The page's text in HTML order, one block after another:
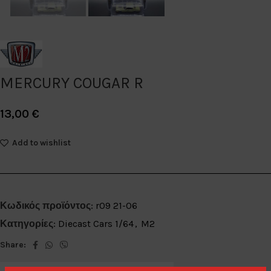
MERCURY COUGAR R
13,00 €
Add to wishlist
Κωδικός προϊόντος: r09 21-06
Κατηγορίες: Diecast Cars 1/64, M2
Share: